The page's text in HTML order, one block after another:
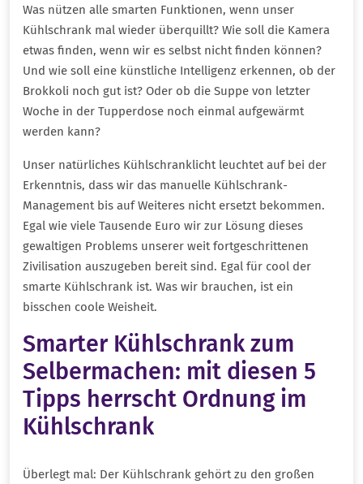
Was nützen alle smarten Funktionen, wenn unser
Kühlschrank mal wieder überquillt? Wie soll die Kamera
etwas finden, wenn wir es selbst nicht finden können?
Und wie soll eine künstliche Intelligenz erkennen, ob der
Brokkoli noch gut ist? Oder ob die Suppe von letzter
Woche in der Tupperdose noch einmal aufgewärmt
werden kann?
Unser natürliches Kühlschranklicht leuchtet auf bei der
Erkenntnis, dass wir das manuelle Kühlschrank-
Management bis auf Weiteres nicht ersetzt bekommen.
Egal wie viele Tausende Euro wir zur Lösung dieses
gewaltigen Problems unserer weit fortgeschrittenen
Zivilisation auszugeben bereit sind. Egal für cool der
smarte Kühlschrank ist. Was wir brauchen, ist ein
bisschen coole Weisheit.
Smarter Kühlschrank zum
Selbermachen: mit diesen 5
Tipps herrscht Ordnung im
Kühlschrank
Überlegt mal: Der Kühlschrank gehört zu den großen